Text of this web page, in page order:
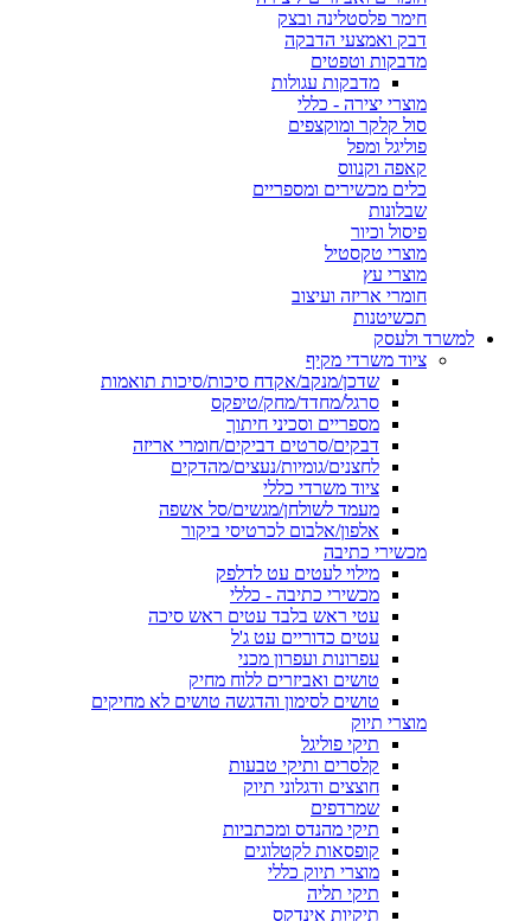
חימר פלסטלינה ובצק
דבק ואמצעי הדבקה
מדבקות וטפטים
מדבקות עגולות
מוצרי יצירה - כללי
סול קלקר ומוקצפים
פוליגל ומפל
קאפה וקנווס
כלים מכשירים ומספריים
שבלונות
פיסול וכיור
מוצרי טקסטיל
מוצרי עץ
חומרי אריזה ועיצוב
תכשיטנות
למשרד ולעסק
ציוד משרדי מקיף
שדכן/מנקב/אקדח סיכות/סיכות תואמות
סרגל/מחדד/מחק/טיפקס
מספריים וסכיני חיתוך
דבקים/סרטים דביקים/חומרי אריזה
לחצנים/גומיות/נעצים/מהדקים
ציוד משרדי כללי
מעמד לשולחן/מגשים/סל אשפה
אלפון/אלבום לכרטיסי ביקור
מכשירי כתיבה
מילוי לעטים עט לדלפק
מכשירי כתיבה - כללי
עטי ראש בלבד עטים ראש סיכה
עטים כדוריים עט ג'ל
עפרונות ועפרון מכני
טושים ואביזרים ללוח מחיק
טושים לסימון והדגשה טושים לא מחיקים
מוצרי תיוק
תיקי פוליגל
קלסרים ותיקי טבעות
חוצצים ודגלוני תיוק
שמרדפים
תיקי מהנדס ומכתביות
קופסאות לקטלוגים
מוצרי תיוק כללי
תיקי תליה
תיקיות אינדקס